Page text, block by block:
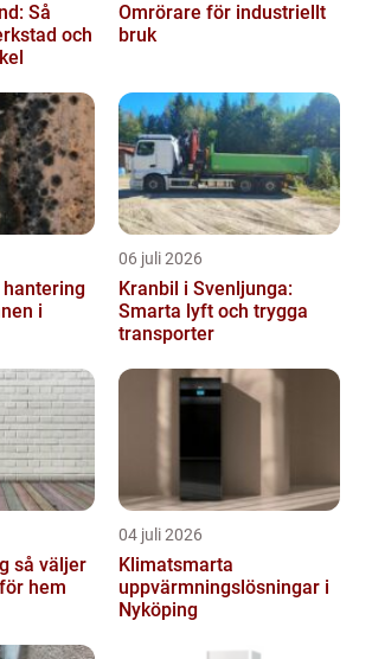
Så
och
Omrörare för industriellt
bruk
i
06 juli 2026
Kranbil i Svenljunga:
Smarta lyft och trygga
transporter
hem
04 juli 2026
Klimatsmarta
uppvärmningslösningar i
Nyköping